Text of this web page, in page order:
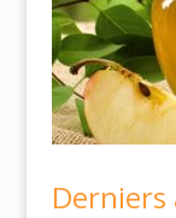
Derniers